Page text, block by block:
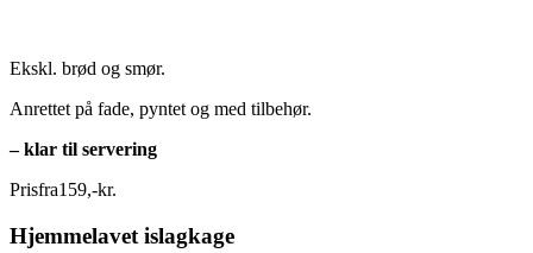
Ekskl. brød og smør.
Anrettet på fade, pyntet og med tilbehør.
– klar til servering
Prisfra159,-kr.
Hjemmelavet islagkage